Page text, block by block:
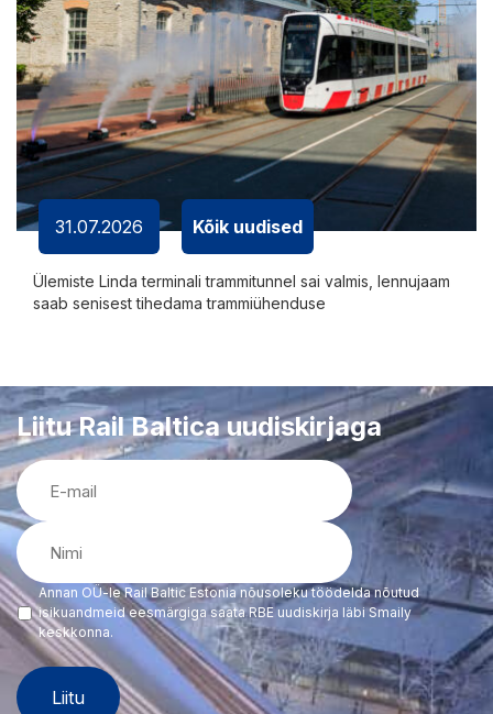
31.07.2026 Kõik uudised
Ülemiste Linda terminali trammitunnel sai valmis, lennujaam
saab senisest tihedama trammiühenduse
Liitu Rail Baltica uudiskirjaga
E-
mail
(Required)
Nimi
(Required)
(Required)
Annan OÜ-le Rail Baltic Estonia nõusoleku töödelda nõutud
isikuandmeid eesmärgiga saata RBE uudiskirja läbi Smaily
keskkonna.